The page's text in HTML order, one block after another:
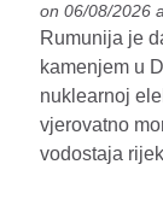
on 06/08/2026
Rumunija je
kamenjem u
nuklearnoj
vjerovatno
vodostaja